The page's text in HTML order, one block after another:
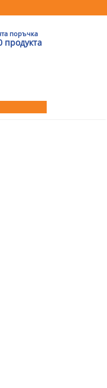
поръчка
продукта